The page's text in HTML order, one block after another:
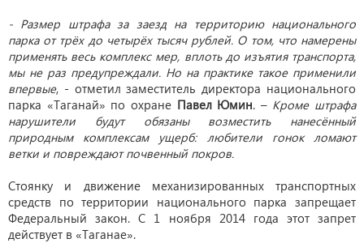
- Размер штрафа за заезд на территорию национального
парка от трёх до четырёх тысяч рублей. О том, что намерены
применять весь комплекс мер, вплоть до изъятия транспорта,
мы не раз предупреждали. Но на практике такое применили
впервые, - отметил заместитель директора национального
парка «Таганай» по охране Павел Юмин. – Кроме штрафа
нарушители будут обязаны возместить нанесённый
природным комплексам ущерб: любители гонок ломают
ветки и повреждают почвенный покров.
Стоянку и движение механизированных транспортных
средств по территории национального парка запрещает
Федеральный закон. С 1 ноября 2014 года этот запрет
действует в «Таганае».